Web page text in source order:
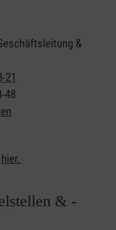
abgeben, wenn
Logo der Malteser
extern
und
Ihrer
für Betroffene
unserer
&
21
48
hier.
& -